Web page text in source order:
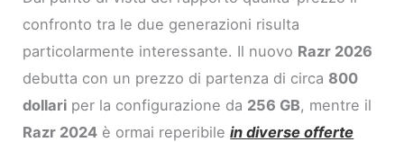
confronto tra le due generazioni risulta
particolarmente interessante. Il nuovo Razr 2026
debutta con un prezzo di partenza di circa 800
dollari per la configurazione da 256 GB, mentre il
Razr 2024 è ormai reperibilein diverse offerte